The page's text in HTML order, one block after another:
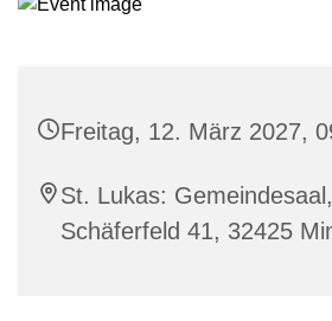
Freitag, 12. März 2027,
St. Lukas:
Schäferfeld 41, 32425